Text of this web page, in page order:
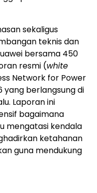
sekaligus
teknis dan
bersama 450
resmi (white
Network for Power
yang berlangsung di
Laporan ini
bagaimana
mengatasi kendala
ketahanan
guna mendukung